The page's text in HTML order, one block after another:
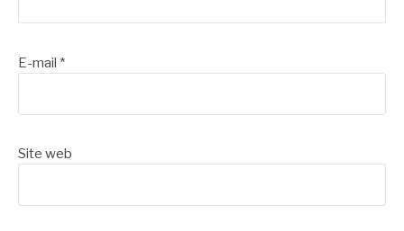
E-mail *
Site web